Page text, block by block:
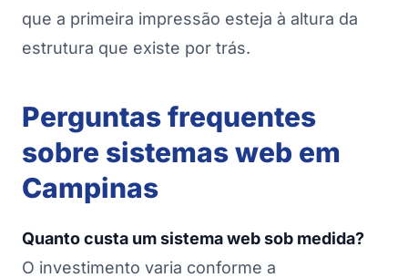
que a primeira impressão esteja à altura da
estrutura que existe por trás.
Perguntas frequentes
sobre sistemas web em
Campinas
Quanto custa um sistema web sob medida?
O investimento varia conforme a